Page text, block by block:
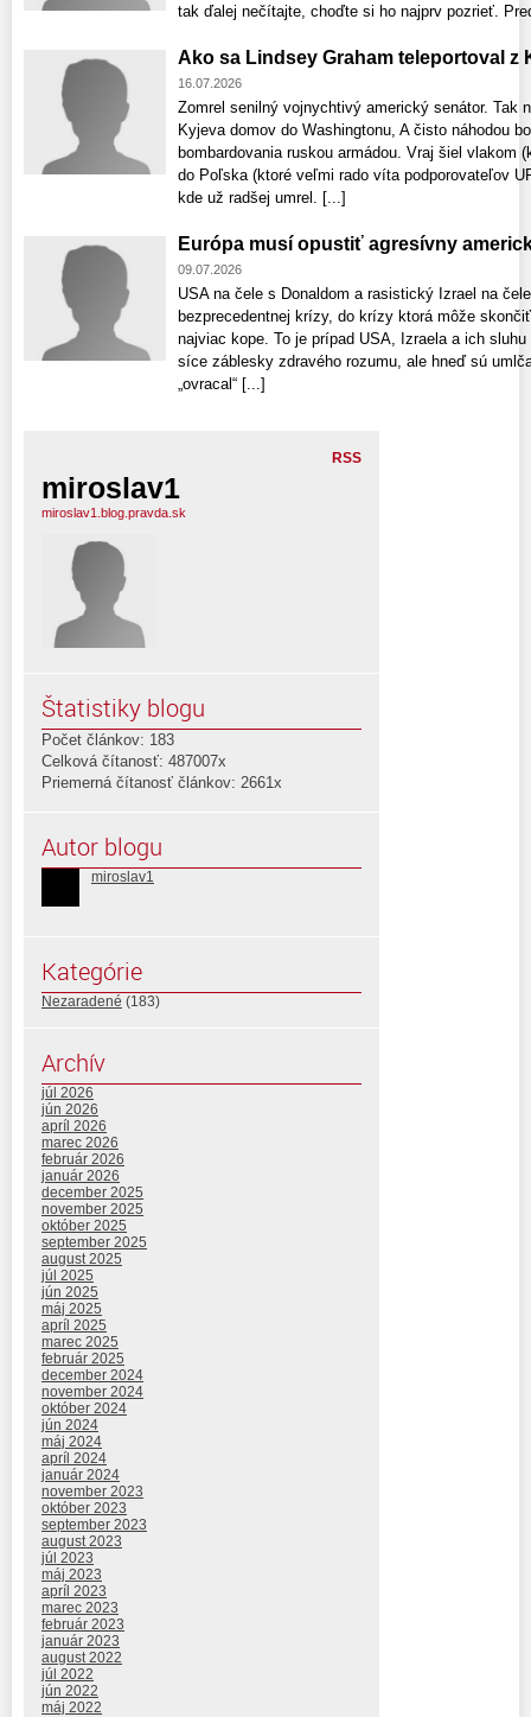
tak ďalej nečítajte, choďte si ho najprv pozrieť.
Ako sa Lindsey Graham teleportoval z
16.07.2026
Zomrel senilný vojnychtivý americký senátor. Tak
Kyjeva domov do Washingtonu, A čisto náhodou
bombardovania ruskou armádou. Vraj šiel vlakom
do Poľska (ktoré veľmi rado víta podporovateľov
kde už radšej umrel. [...]
Európa musí opustiť agresívny
09.07.2026
USA na čele s Donaldom a rasistický Izrael na
bezprecedentnej krízy, do krízy ktorá môže
najviac kope. To je prípad USA, Izraela a ich
síce záblesky zdravého rozumu, ale hneď sú
„ovracal“ [...]
RSS
miroslav1
miroslav1.blog.pravda.sk
Štatistiky blogu
Počet článkov: 183
Celková čítanosť: 487007x
Priemerná čítanosť článkov: 2661x
Autor blogu
miroslav1
Kategórie
Nezaradené (183)
Archív
júl 2026
jún 2026
apríl 2026
marec 2026
február 2026
január 2026
december 2025
november 2025
október 2025
september 2025
august 2025
júl 2025
jún 2025
máj 2025
apríl 2025
marec 2025
február 2025
december 2024
november 2024
október 2024
jún 2024
máj 2024
apríl 2024
január 2024
november 2023
október 2023
september 2023
august 2023
júl 2023
máj 2023
apríl 2023
marec 2023
február 2023
január 2023
august 2022
júl 2022
jún 2022
máj 2022